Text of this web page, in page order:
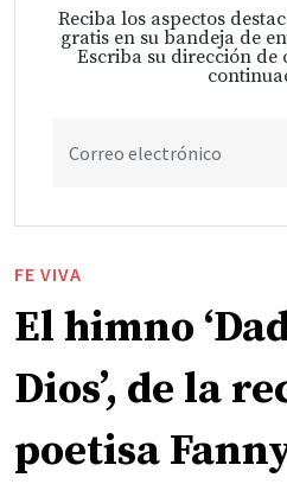
Reciba los aspectos
gratis en su bandeja de
Escriba su dirección de
Correo electrónico
FE VIVA
El himno
Dios’, de la
poetisa